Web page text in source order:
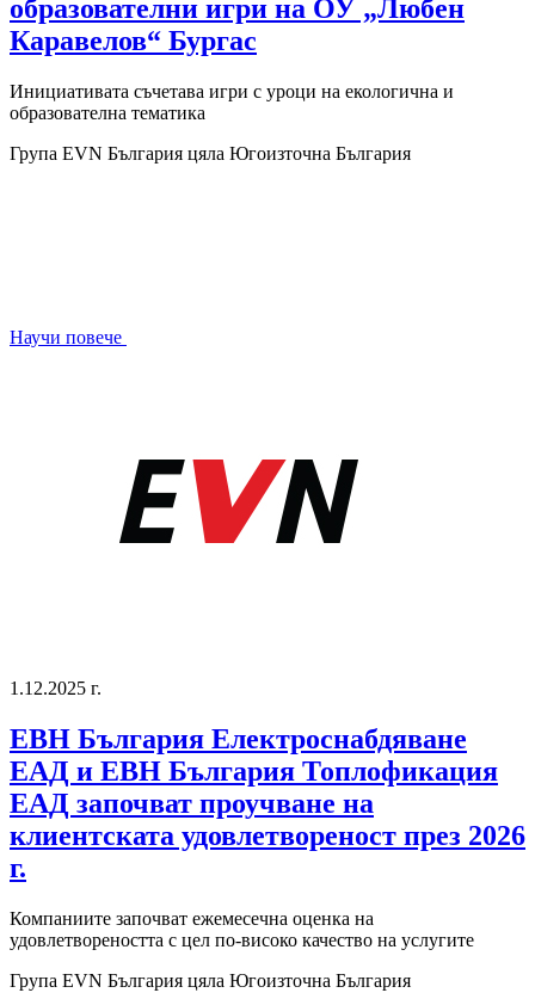
образователни игри на ОУ „Любен
Каравелов“ Бургас
Инициативата съчетава игри с уроци на екологична и
образователна тематика
Група EVN България цяла Югоизточна България
Научи повече
1.12.2025 г.
ЕВН България Електроснабдяване
ЕАД и ЕВН България Топлофикация
ЕАД започват проучване на
клиентската удовлетвореност през 2026
г.
Компаниите започват ежемесечна оценка на
удовлетвореността с цел по-високо качество на услугите
Група EVN България цяла Югоизточна България